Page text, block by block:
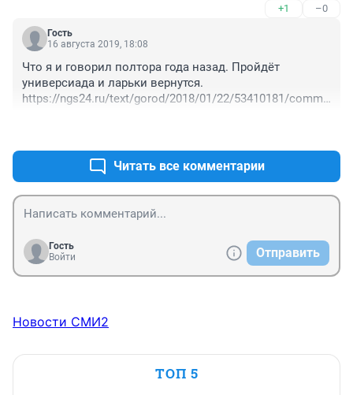
+1 –0
Гость
16 августа 2019, 18:08
Что я и говорил полтора года назад. Пройдёт
универсиада и ларьки вернутся.
https://ngs24.ru/text/gorod/2018/01/22/53410181/comme
Читать все комментарии
Гость
Войти
Отправить
Новости СМИ2
ТОП 5